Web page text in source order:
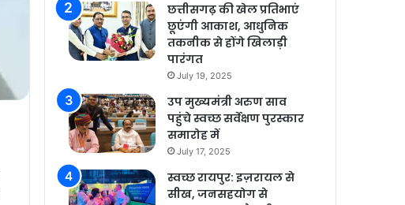
छत्तीसगढ़ की खेल प्रतिभाएं
छूएंगी आकाश, आधुनिक
तकनीक से होंगे खिलाड़ी
पारंगत
July 19, 2025
उप मुख्यमंत्री अरुण साव
पहुंचे स्वच्छ सर्वेक्षण पुरस्कार
समारोह में
July 17, 2025
स्वच्छ रायपुर: इज़रायल से
सीख, जनसहयोग से